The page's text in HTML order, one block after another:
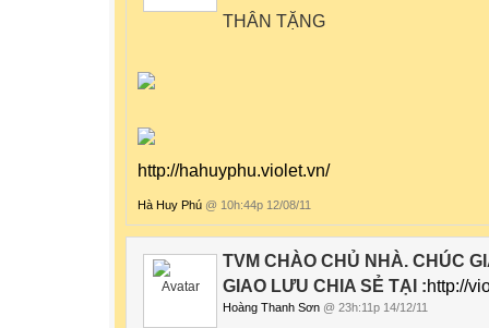
THÂN TẶNG
http://hahuyphu.violet.vn/
Hà Huy Phú @ 10h:44p 12/08/11
TVM CHÀO CHỦ NHÀ. CHÚC
GIAO LƯU CHIA SẺ TẠI :http://
Hoàng Thanh Sơn @ 23h:11p 14/12/11